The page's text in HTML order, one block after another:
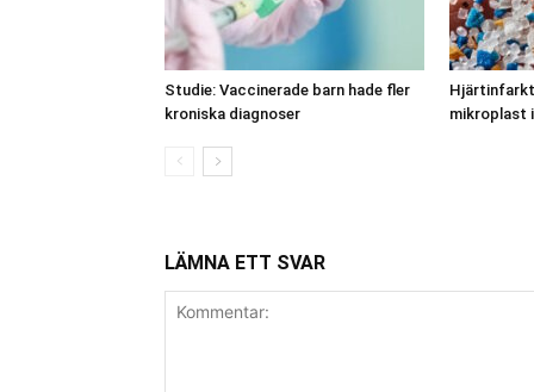
Studie: Vaccinerade barn hade fler
kroniska diagnoser
mikroplast
LÄMNA ETT SVAR